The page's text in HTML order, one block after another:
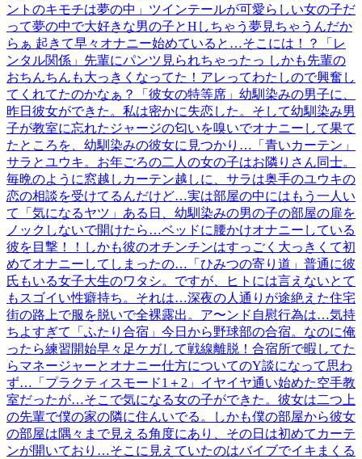
ントのキモチは夢の中」ツインテールが可愛らしい女の子だ
って夢の中で大好きな男の子とHしちゃう夢見ちゃうんだか
らぁ 起きて早々オナニー始めていると…そこには！？「レ
ンタル関係」先輩にパンツ見られちゃったっ しかも先輩の
おちんちんも大っきくなってた！アレってわたしので興奮し
てくれてたのかなぁ？「彼女の特等席」幼馴染みの男子に、
昨日彼女ができた。私は密かに失恋した。そして幼馴染み男
子が教室に忘れたジャージの匂いを嗅いでオナニーして果て
たところを、幼馴染みの彼女に見つかり…「青いカーテン」
サラとユウキ。お年ごろの二人の女の子はお隣りさん同士。
毎晩のように窓越しカーテン越しに、サラは奥手のユウキの
恋の相談を受けてるんだけど…実は部屋の中にはもう一人い
て「気になるヤツ」ある日、幼馴染みの男の子の部屋の扉を
ノックしないで開けたら…ベッドに腰かけオナニーしている
彼を目撃！！しかも彼のオチンチンはすっごく大っきくて初
めてオナニーしてしまったの…「ひみつの寄り道」普通に彼
氏もいる女子大生のワタシ。ですが、ヒトには言えないとて
もスゴイい性癖持ち。それは…深夜の人通りが途絶えた住宅
街の路上で服を脱いで全裸露出。ア〜ンド自慰行為は…気持
ちよすぎて「ふたり合宿」今日から野球部の合宿。なのに俺
ったら練習開始早々足ケガして戦線離脱！合宿所で暇してた
らマネージャーとオナニー仕方についてのY談になって思わ
ず…「プラクティスモード1＋2」イヤイヤ通い始めた空手教
室だったが…そこで気になる女の子ができた。彼女は二つ上
の先輩で僕の家の隣に住んいでる。しかも僕の部屋から彼女
の部屋は隅々まで見える角度にあり、その日は初めてカーテ
ンが開いており…そこに見えていたのはバイブでイキまくる